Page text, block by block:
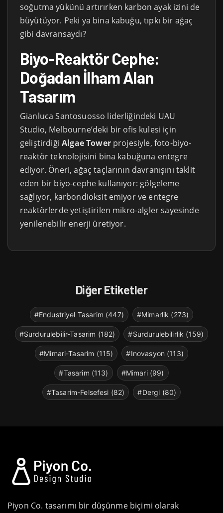
soğutma yükünü artırırken karbon ayak izini de
büyütüyor. Peki ya bina kabuğu, tıpkı bir ağaç
gibi davransaydı?
Biyo-Reaktör Cephe:
Doğadan İlham Alan
Tasarım
Gianluca Santosuosso liderliğindeki UAU
Studio, Melbourne’deki bir ofis kulesi için
geliştirdiğiAlgae Towerprojesiyle, foto-biyo-
reaktör teknolojisini bina kabuğuna entegre
ediyor. Öneri, ağaç taçlarının davranışını taklit
eden bir biyo-cephe kullanıyor: gölgeleme
sağlıyor, karbondioksit emiyor ve entegre
reaktörlerde yetiştirilen mikro-algler sayesinde
yenilenebilir enerji üretiyor.
Diğer Etiketler
#Endustriyel Tasarim (447) #Mimarlik (273)
#Surdurulebilir-Tasarim (182) #Surdurulebilirlik (159)
#Mimari-Tasarim (115) #Inovasyon (113)
#Tasarim (113) #Mimari (99)
#Tasarim-Felsefesi (82) #Dergi (80)
Piyon Co. tasarımı bir düşünme biçimi olarak